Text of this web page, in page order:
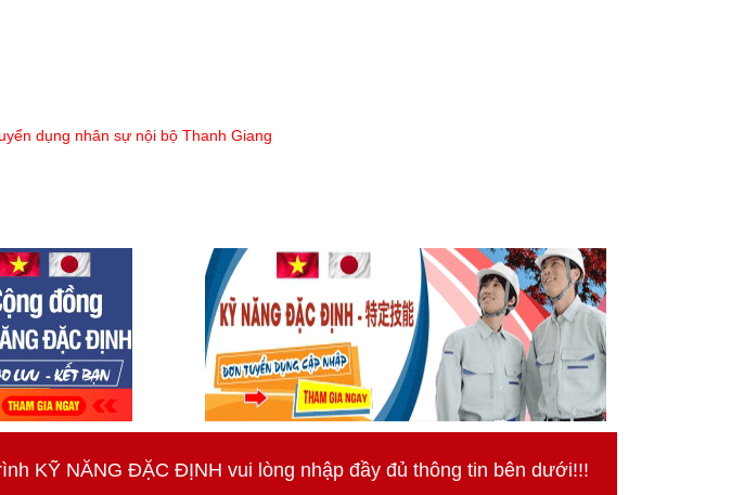
dụng nhân sự nội bộ Thanh Giang
KỸ NĂNG ĐẶC ĐỊNH vui lòng nhập đầy đủ thông tin bên dưới!!!